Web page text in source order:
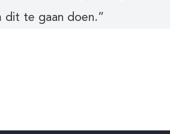
dit te gaan doen.”